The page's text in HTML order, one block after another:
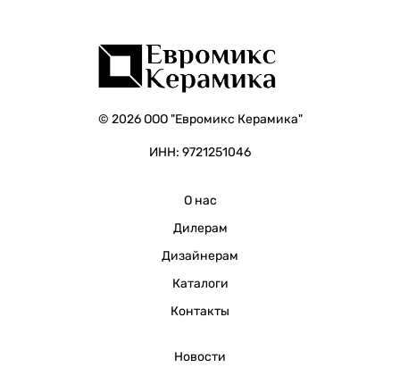
© 2026 ООО "Евромикс Керамика"
ИНН: 9721251046
О нас
Дилерам
Дизайнерам
Каталоги
Контакты
Новости